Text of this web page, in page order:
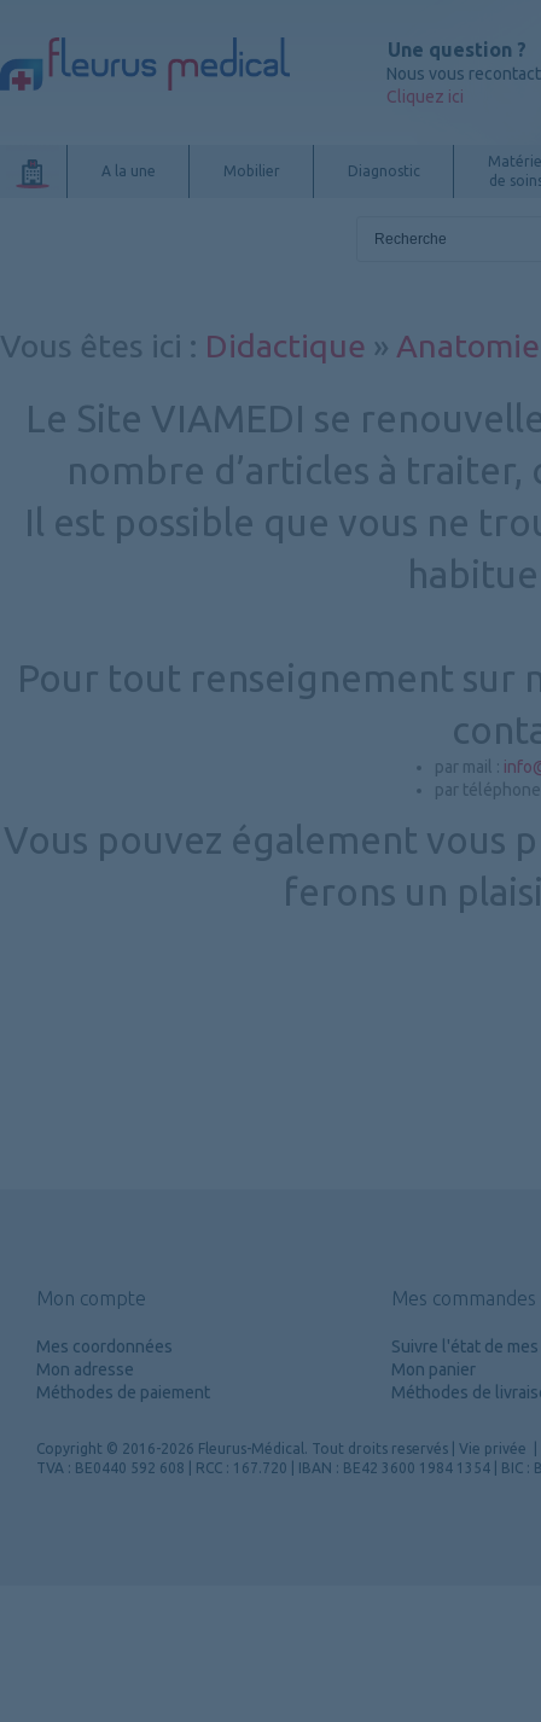
Une question ?
Nous vous
Cliquez ici
A la une Mobilier Diagnostic
de
Vous êtes ici : Didactique » Anatomie
Le Site VIAMEDI se
nombre d’articles à
Il est possible que vous ne
Pour tout renseignement sur
par mail :
par
Vous pouvez également vous
ferons un
Mon compte
Mes coordonnées
Mon adresse
Méthodes de paiement
Mes commandes
Suivre l'état de
Mon panier
Méthodes de
Copyright © 2016-2026 Fleurus-Médical. Tout droits reservés Vie privée
TVA : BE0440 592 608 | RCC : 167.720 | IBAN : BE42 3600 1984 1354 | BIC :